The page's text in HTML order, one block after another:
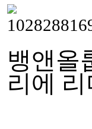
뱅앤올
리에